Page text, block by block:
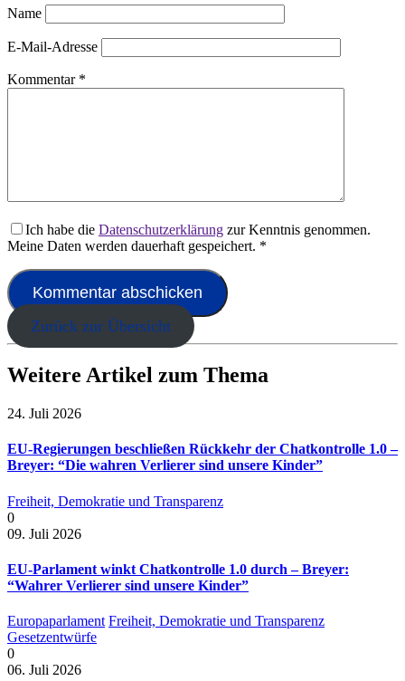
Name
E-Mail-Adresse
Kommentar *
Ich habe die Datenschutzerklärung zur Kenntnis genommen.
Meine Daten werden dauerhaft gespeichert. *
Zurück zur Übersicht
Weitere Artikel zum Thema
24. Juli 2026
EU-Regierungen beschließen Rückkehr der Chatkontrolle 1.0 –
Breyer: “Die wahren Verlierer sind unsere Kinder”
Freiheit, Demokratie und Transparenz
0
09. Juli 2026
EU-Parlament winkt Chatkontrolle 1.0 durch – Breyer:
“Wahrer Verlierer sind unsere Kinder”
Europaparlament Freiheit, Demokratie und Transparenz
Gesetzentwürfe
0
06. Juli 2026